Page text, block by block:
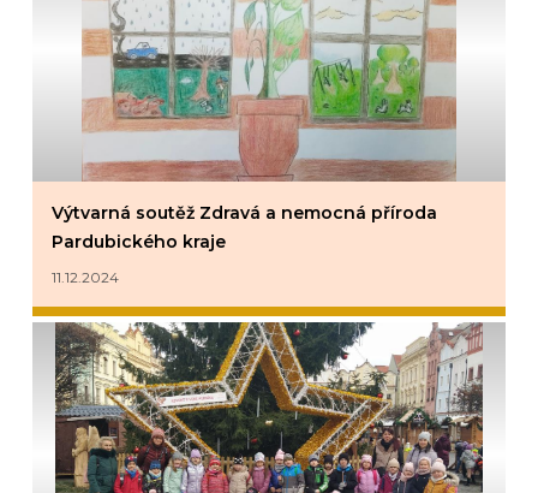
Výtvarná soutěž Zdravá a nemocná příroda
Pardubického kraje
11.12.2024